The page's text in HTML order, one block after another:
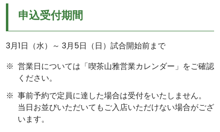
申込受付期間
3月1日（水）～ 3月5日（日）試合開始前まで
営業日については「喫茶山雅営業カレンダー」をご確認
ください。
事前予約で定員に達した場合は受付をいたしません。
当日お並びいただいてもご入店いただけない場合がござ
います。